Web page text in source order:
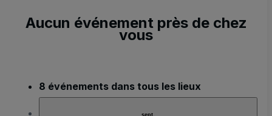
Aucun événement près de chez
vous
8 événements dans tous les lieux
sept.